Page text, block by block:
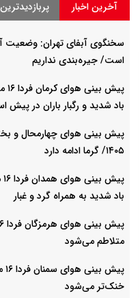
آخرین اخبار پربازدیدترین
سخنگوی آبفای تهران: وضعیت
است/ جیره‌بندی نداریم
باد شدید و رگبار باران در پیش
۱۴۰۵/ گرما ادامه دارد
باد شدید به همراه گرد و غبار
متلاطم می‌شود
خنک‌تر می‌شود